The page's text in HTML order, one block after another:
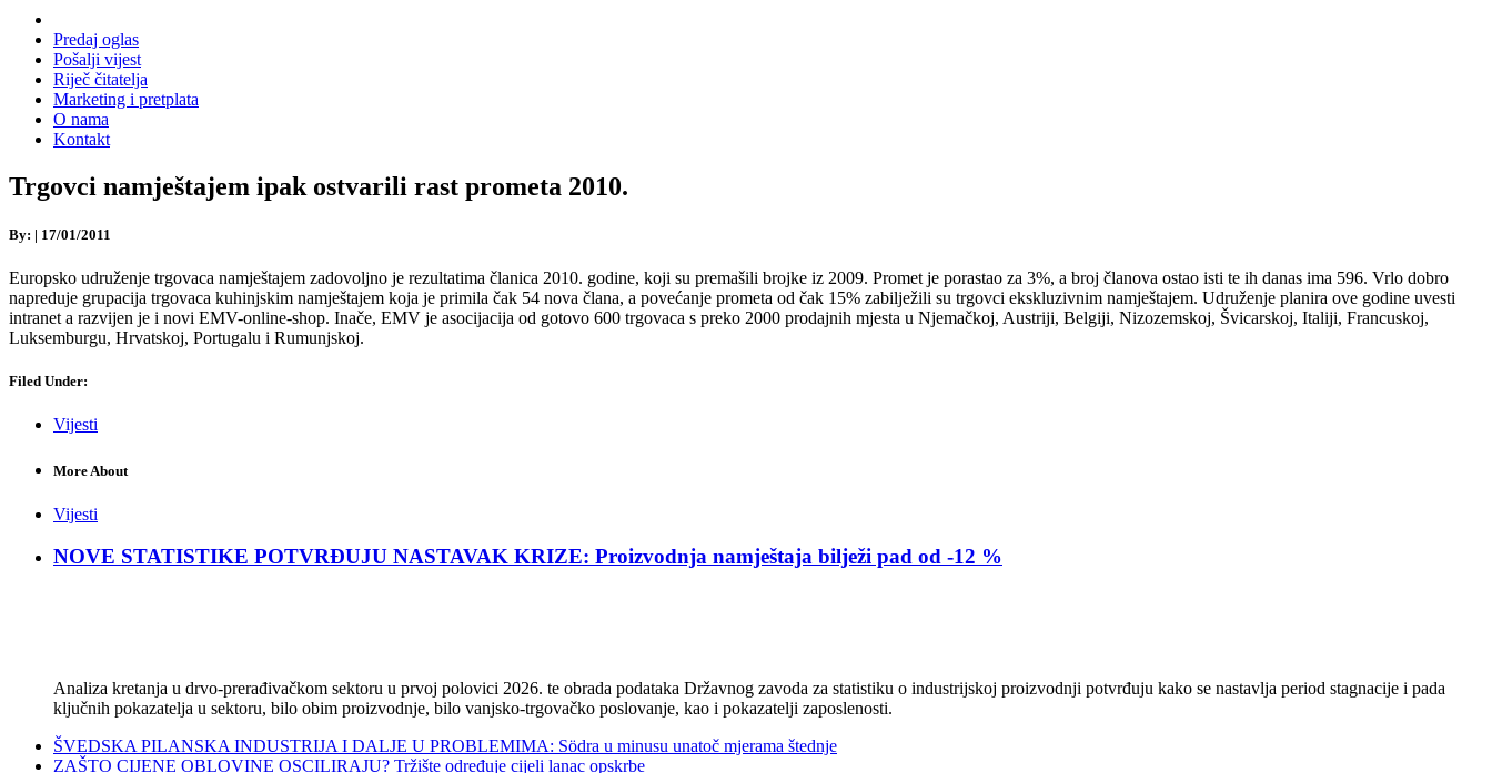
Predaj oglas
Pošalji vijest
Riječ čitatelja
Marketing i pretplata
O nama
Kontakt
Trgovci namještajem ipak ostvarili rast prometa 2010.
By: | 17/01/2011
Europsko udruženje trgovaca namještajem zadovoljno je rezultatima članica 2010. godine, koji su premašili brojke iz 2009. Promet je porastao za 3%, a broj članova ostao isti te ih danas ima 596. Vrlo dobro
napreduje grupacija trgovaca kuhinjskim namještajem koja je primila čak 54 nova člana, a povećanje prometa od čak 15% zabilježili su trgovci ekskluzivnim namještajem. Udruženje planira ove godine uvesti
intranet a razvijen je i novi EMV-online-shop. Inače, EMV je asocijacija od gotovo 600 trgovaca s preko 2000 prodajnih mjesta u Njemačkoj, Austriji, Belgiji, Nizozemskoj, Švicarskoj, Italiji, Francuskoj,
Luksemburgu, Hrvatskoj, Portugalu i Rumunjskoj.
Filed Under:
Vijesti
More About
Vijesti
NOVE STATISTIKE POTVRĐUJU NASTAVAK KRIZE: Proizvodnja namještaja bilježi pad od -12 %
Analiza kretanja u drvo-prerađivačkom sektoru u prvoj polovici 2026. te obrada podataka Državnog zavoda za statistiku o industrijskoj proizvodnji potvrđuju kako se nastavlja period stagnacije i pada
ključnih pokazatelja u sektoru, bilo obim proizvodnje, bilo vanjsko-trgovačko poslovanje, kao i pokazatelji zaposlenosti.
ŠVEDSKA PILANSKA INDUSTRIJA I DALJE U PROBLEMIMA: Södra u minusu unatoč mjerama štednje
ZAŠTO CIJENE OBLOVINE OSCILIRAJU? Tržište određuje cijeli lanac opskrbe